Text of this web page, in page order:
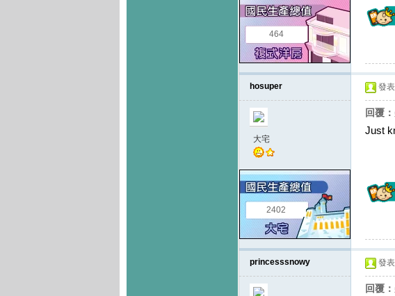
464
hosuper
大宅
2402
發
回覆
Just
princesssnowy
發
回覆